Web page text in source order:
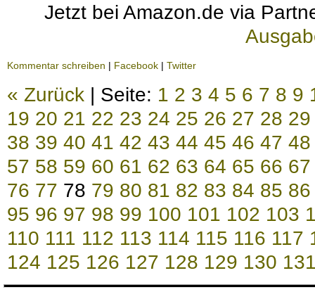
Jetzt bei Amazon.de via
Kommentar schreiben | Facebook | Twitter
« Zurück | Seite: 1 2 3 4 5 6 7 8 9
19 20 21 22 23 24 25 26 27 28 29
38 39 40 41 42 43 44 45 46 47 48
57 58 59 60 61 62 63 64 65 66 67
76 77 78 79 80 81 82 83 84 85 86
95 96 97 98 99 100 101 102 103
110 111 112 113 114 115 116 117
124 125 126 127 128 129 130